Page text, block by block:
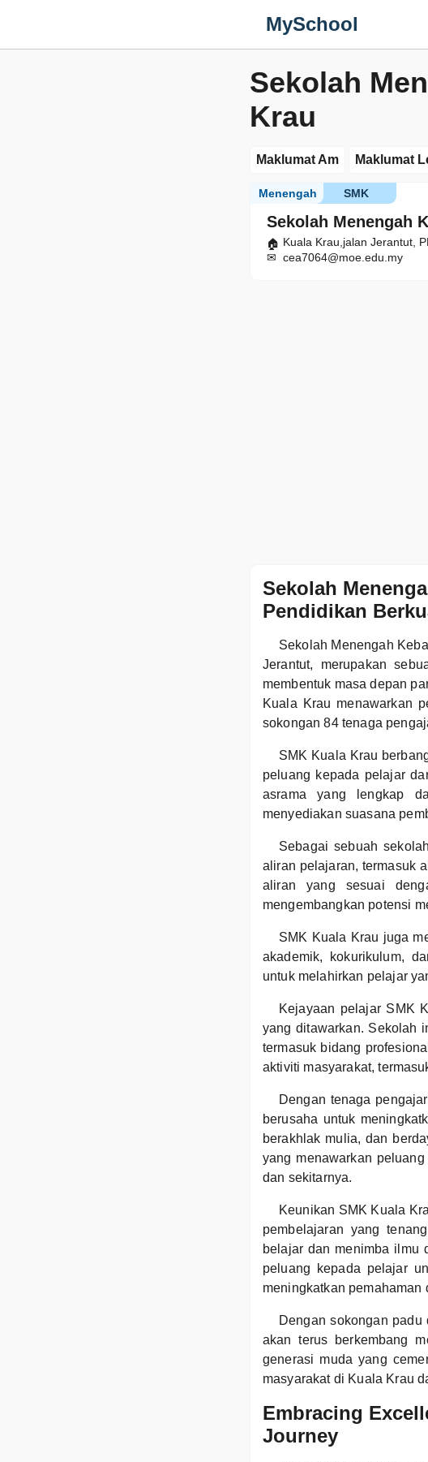
MySchool
Sekolah
Krau
Maklumat Am Maklumat
Sekolah Menengah
SMK
Menengah
Kuala Krau,jalan Jerantut,
cea7064@moe.edu.my
Sekolah
Pendidikan
Sekolah Menengah
Jerantut, merupakan
membentuk masa depan
Kuala Krau menawarkan
sokongan 84 tenaga
SMK Kuala Krau
peluang kepada pelajar
asrama yang lengkap
menyediakan suasana
Sebagai sebuah
aliran pelajaran, termasuk
aliran yang sesuai
mengembangkan potensi
SMK Kuala Krau juga
akademik, kokurikulum,
untuk melahirkan pelajar
Kejayaan pelajar SMK
yang ditawarkan. Sekolah
termasuk bidang
aktiviti masyarakat,
Dengan tenaga
berusaha untuk
berakhlak mulia, dan
yang menawarkan
dan sekitarnya.
Keunikan SMK Kuala
pembelajaran yang
belajar dan menimba ilmu
peluang kepada pelajar
meningkatkan pemahaman
Dengan sokongan
akan terus berkembang
generasi muda yang
masyarakat di Kuala Krau
Embracing
Journey